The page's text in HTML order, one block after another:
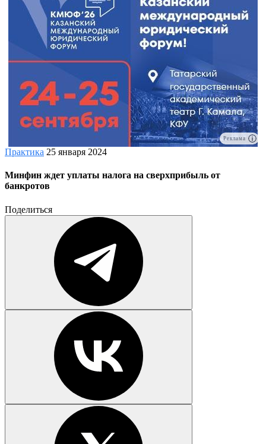
Реклама
Практика 25 января 2024
Минфин ждет уплаты налога на сверхприбыль от
банкротов
Поделиться